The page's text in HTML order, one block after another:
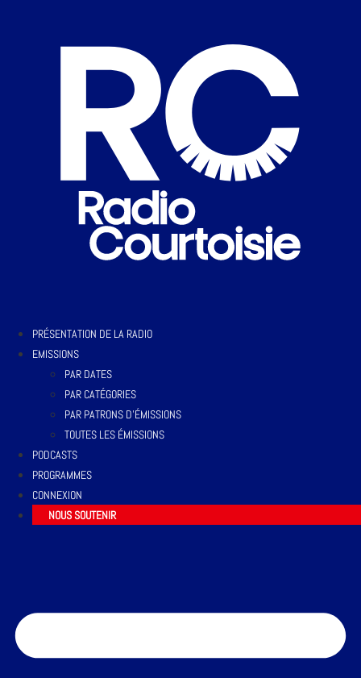
PRÉSENTATION DE LA RADIO
EMISSIONS
PAR DATES
PAR CATÉGORIES
PAR PATRONS D’ÉMISSIONS
TOUTES LES ÉMISSIONS
PODCASTS
PROGRAMMES
CONNEXION
NOUS SOUTENIR